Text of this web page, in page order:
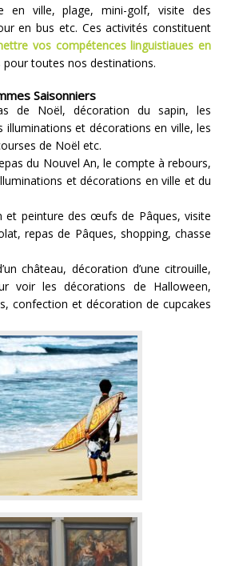
en ville, plage, mini-golf, visite des
en bus etc. Ces activités constituent
vos compétences linguistiaues en
pour toutes nos destinations.
Saisonniers
de Noël, décoration du sapin, les
illuminations et décorations en ville, les
de Noël etc.
du Nouvel An, le compte à rebours,
et décorations en ville et du
et peinture des œufs de Pâques, visite
repas de Pâques, shopping, chasse
château, décoration d’une citrouille,
voir les décorations de Halloween,
confection et décoration de cupcakes